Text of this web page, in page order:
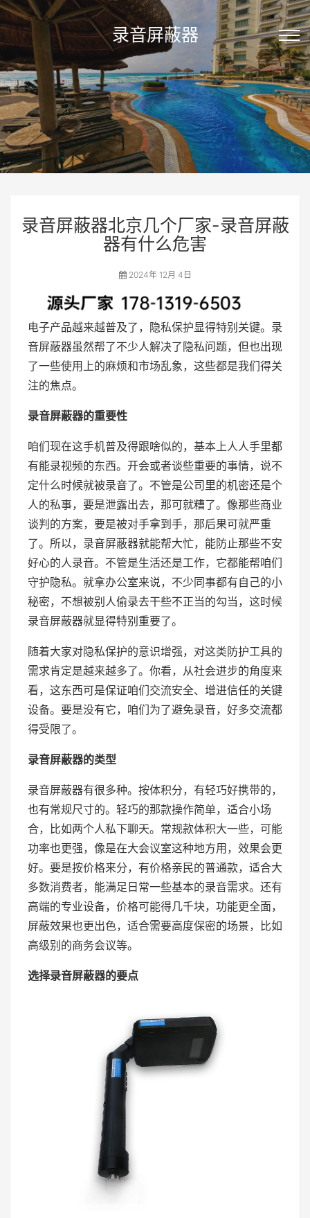
录音屏蔽器
录音屏蔽器北京几个厂家-录音屏蔽
器有什么危害
2024年 12月 4日
电子产品越来越普及了，隐私保护显得特别关键。录
音屏蔽器虽然帮了不少人解决了隐私问题，但也出现
了一些使用上的麻烦和市场乱象，这些都是我们得关
注的焦点。
录音屏蔽器的重要性
咱们现在这手机普及得跟啥似的，基本上人人手里都
有能录视频的东西。开会或者谈些重要的事情，说不
定什么时候就被录音了。不管是公司里的机密还是个
人的私事，要是泄露出去，那可就糟了。像那些商业
谈判的方案，要是被对手拿到手，那后果可就严重
了。所以，录音屏蔽器就能帮大忙，能防止那些不安
好心的人录音。不管是生活还是工作，它都能帮咱们
守护隐私。就拿办公室来说，不少同事都有自己的小
秘密，不想被别人偷录去干些不正当的勾当，这时候
录音屏蔽器就显得特别重要了。
随着大家对隐私保护的意识增强，对这类防护工具的
需求肯定是越来越多了。你看，从社会进步的角度来
看，这东西可是保证咱们交流安全、增进信任的关键
设备。要是没有它，咱们为了避免录音，好多交流都
得受限了。
录音屏蔽器的类型
录音屏蔽器有很多种。按体积分，有轻巧好携带的，
也有常规尺寸的。轻巧的那款操作简单，适合小场
合，比如两个人私下聊天。常规款体积大一些，可能
功率也更强，像是在大会议室这种地方用，效果会更
好。要是按价格来分，有价格亲民的普通款，适合大
多数消费者，能满足日常一些基本的录音需求。还有
高端的专业设备，价格可能得几千块，功能更全面，
屏蔽效果也更出色，适合需要高度保密的场景，比如
高级别的商务会议等。
选择录音屏蔽器的要点